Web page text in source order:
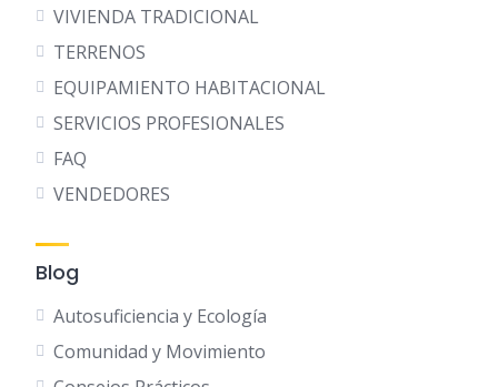
VIVIENDA TRADICIONAL
TERRENOS
EQUIPAMIENTO HABITACIONAL
SERVICIOS PROFESIONALES
FAQ
VENDEDORES
Blog
Autosuficiencia y Ecología
Comunidad y Movimiento